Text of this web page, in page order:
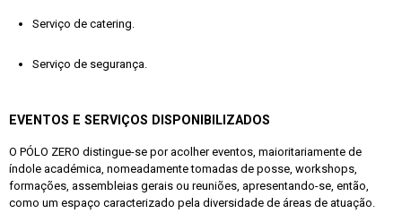
Serviço de catering.
Serviço de segurança.
EVENTOS E SERVIÇOS DISPONIBILIZADOS
O PÓLO ZERO distingue-se por acolher eventos, maioritariamente de
índole académica, nomeadamente tomadas de posse, workshops,
formações, assembleias gerais ou reuniões, apresentando-se, então,
como um espaço caracterizado pela diversidade de áreas de atuação.